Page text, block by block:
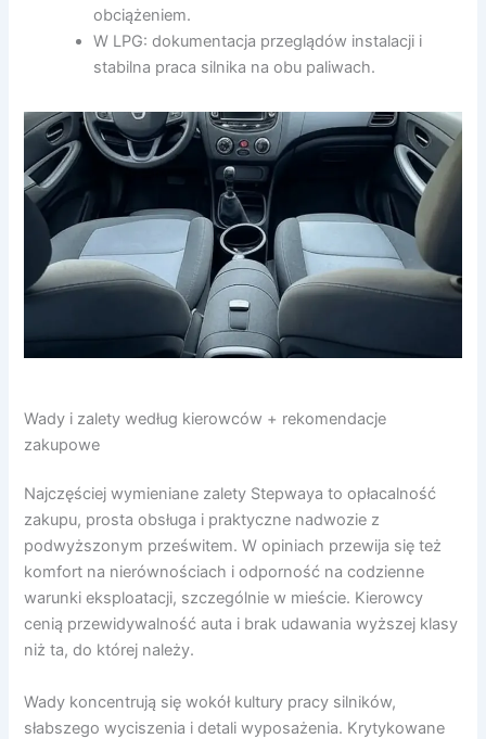
obciążeniem.
W LPG: dokumentacja przeglądów instalacji i
stabilna praca silnika na obu paliwach.
Wady i zalety według kierowców + rekomendacje
zakupowe
Najczęściej wymieniane zalety Stepwaya to opłacalność
zakupu, prosta obsługa i praktyczne nadwozie z
podwyższonym prześwitem. W opiniach przewija się też
komfort na nierównościach i odporność na codzienne
warunki eksploatacji, szczególnie w mieście. Kierowcy
cenią przewidywalność auta i brak udawania wyższej klasy
niż ta, do której należy.
Wady koncentrują się wokół kultury pracy silników,
słabszego wyciszenia i detali wyposażenia. Krytykowane